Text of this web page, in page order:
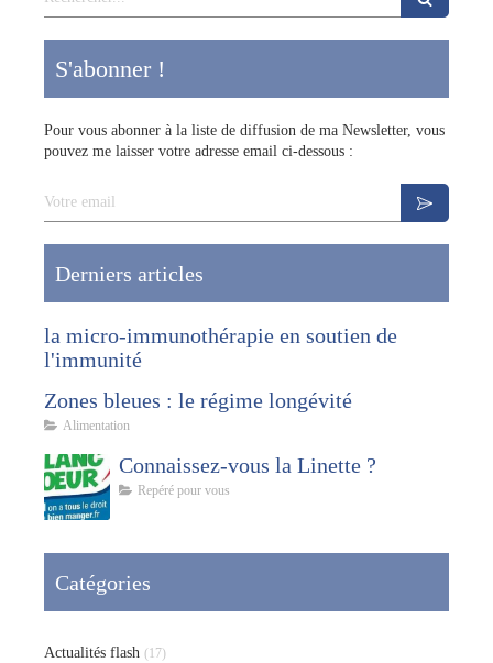
S'abonner !
Pour vous abonner à la liste de diffusion de ma Newsletter, vous
pouvez me laisser votre adresse email ci-dessous :
Votre email
Derniers articles
la micro-immunothérapie en soutien de
l'immunité
Zones bleues : le régime longévité
Alimentation
Connaissez-vous la Linette ?
Repéré pour vous
Catégories
Actualités flash (17)